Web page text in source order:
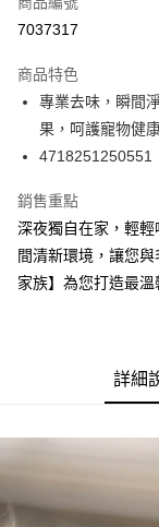
超商取貨付款
Apple Pay
街口支付
Google Pay
ATM付款
【全家】取貨付款
每筆NT$60，滿
7037317
商品特色
專業去味，瞬間
果，呵護寵物健
4718251250551
銷售重點
深夜獨自在家，輕
間清新環境，讓您
家族】為您打造最溫
詳細